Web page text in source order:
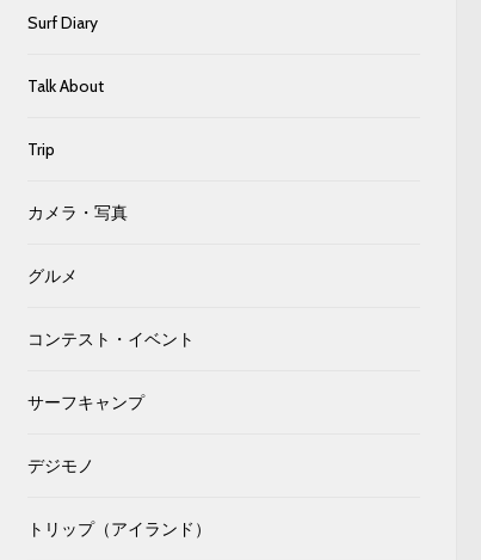
Surf Diary
Talk About
Trip
カメラ・写真
グルメ
コンテスト・イベント
サーフキャンプ
デジモノ
トリップ（アイランド）